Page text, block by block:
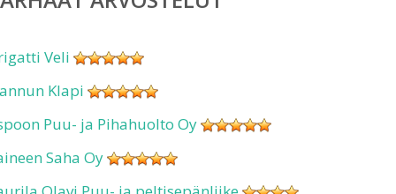
Veli
Klapi
Puu- ja Pihahuolto Oy
Saha Oy